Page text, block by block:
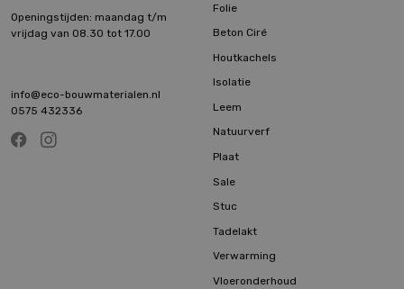
Openingstijden: maandag t/m
vrijdag van 08.30 tot 17.00
info@eco-bouwmaterialen.nl
0575 432336
Folie
Beton Ciré
Houtkachels
Isolatie
Leem
Natuurverf
Plaat
Sale
Stuc
Tadelakt
Verwarming
Vloeronderhoud